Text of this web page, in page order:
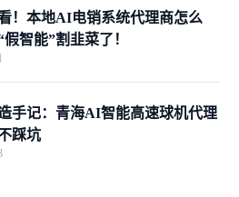
！本地AI电销系统代理商怎么
智能”割韭菜了！
手记：青海AI智能高速球机代理
踩坑